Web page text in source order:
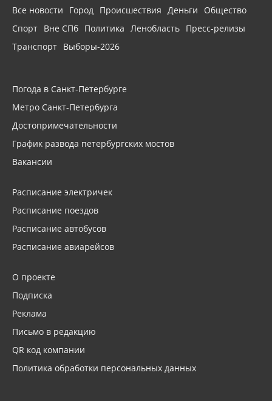
Все новости Город Происшествия Деньги
Общество
Спорт Вне СПб Политика Ленобласть Пресс-релизы
Транспорт Выборы-2026
Погода в Санкт-Петербурге
Метро Санкт-Петербурга
Достопримечательности
График развода петербургских мостов
Вакансии
Расписание электричек
Расписание поездов
Расписание автобусов
Расписание авиарейсов
О проекте
Подписка
Реклама
Письмо в редакцию
QR код компании
Политика обработки персональных данных